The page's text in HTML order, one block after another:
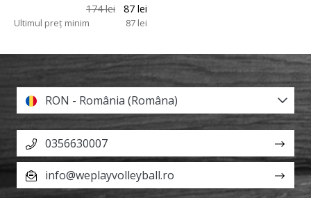
174 lei
87 lei
Ultimul preț minim 87 lei
RON - România (Româna)
0356630007
info@weplayvolleyball.ro